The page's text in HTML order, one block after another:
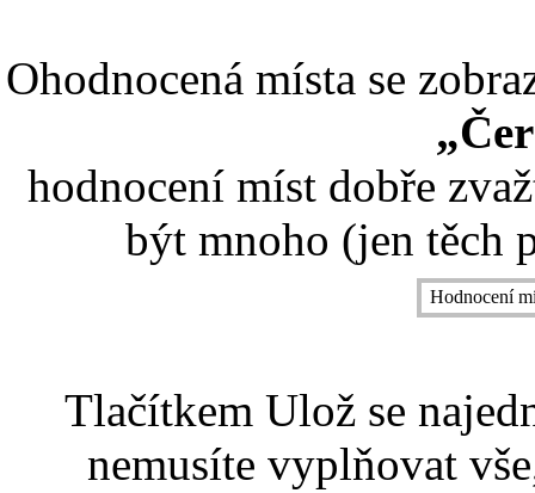
Ohodnocená místa se
hodnocení míst dobře
být mnoho (jen těch
Hodnocení
Tlačítkem Ulož se
nemusíte vyplňovat